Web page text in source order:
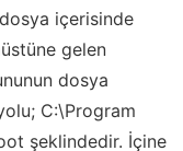
dosya içerisinde
gelen
dosya
C:\Program
şeklindedir. İçine